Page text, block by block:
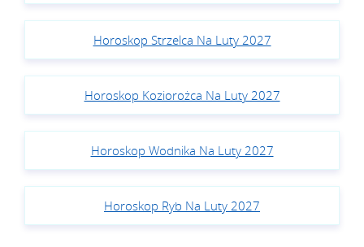
Horoskop Strzelca Na Luty 2027
Horoskop Koziorożca Na Luty 2027
Horoskop Wodnika Na Luty 2027
Horoskop Ryb Na Luty 2027